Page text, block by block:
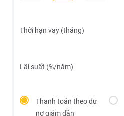
Thời hạn vay (tháng)
Lãi suất (%/năm)
Thanh toán theo dư
nợ giảm dần